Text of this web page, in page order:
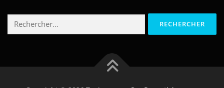
Rechercher :